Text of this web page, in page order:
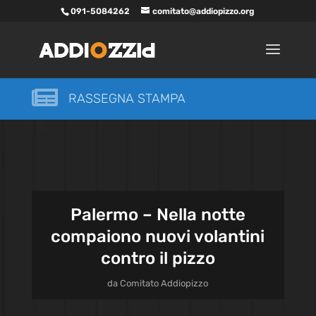
091-5084262 comitato@addiopizzo.org
 RASSEGNA STAMPA
Palermo – Nella notte
compaiono nuovi volantini
contro il pizzo
daComitato Addiopizzo